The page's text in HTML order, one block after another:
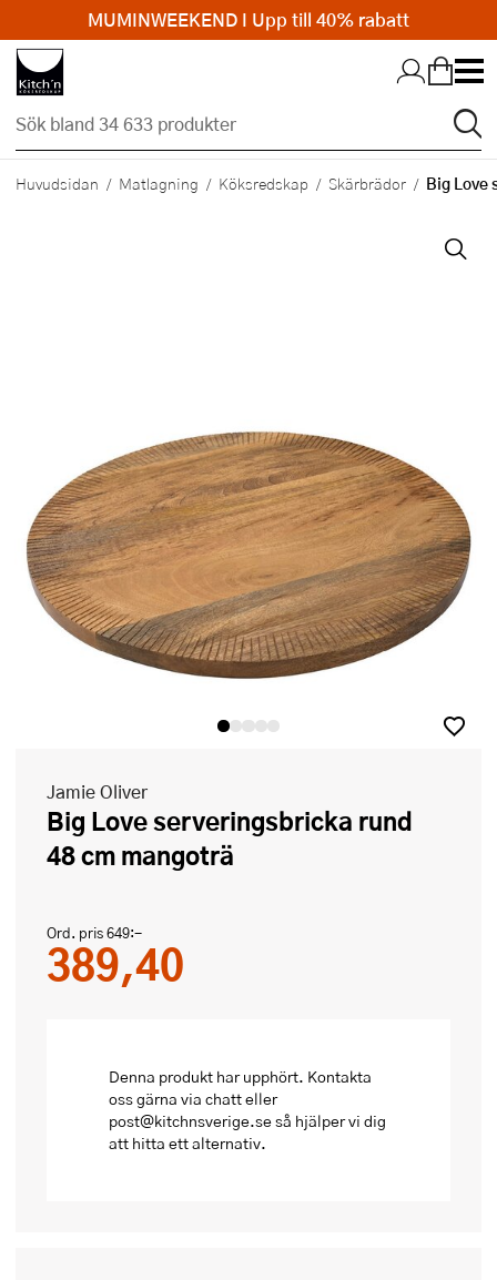
Hopp till huvudinnehållet
Huvudsidan Matlagning Köksredskap Skärbrädor Big Love
Jamie Oliver
Big Love serveringsbricka rund
48 cm mangoträ
Ord. pris649:-
389,40
Denna produkt har upphört. Kontakta
oss gärna via chatt eller
post@kitchnsverige.se så hjälper vi dig
att hitta ett alternativ.
MUMINWEEKEND I Upp till 40% rabatt